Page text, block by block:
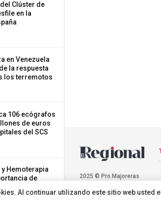
Clúster de
en la
en Venezuela
la respuesta
los terremotos
106 ecógrafos
de euros
del SCS
Hemoterapia
de
2025 © Pro.Majoreras
Al continuar utilizando este sitio web